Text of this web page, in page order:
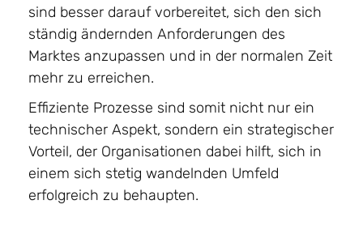
sind besser darauf vorbereitet, sich den sich
ständig ändernden Anforderungen des
Marktes anzupassen und in der normalen Zeit
mehr zu erreichen.
Effiziente Prozesse sind somit nicht nur ein
technischer Aspekt, sondern ein strategischer
Vorteil, der Organisationen dabei hilft, sich in
einem sich stetig wandelnden Umfeld
erfolgreich zu behaupten.